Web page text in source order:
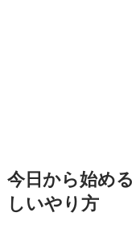
今日から始め
しいやり方